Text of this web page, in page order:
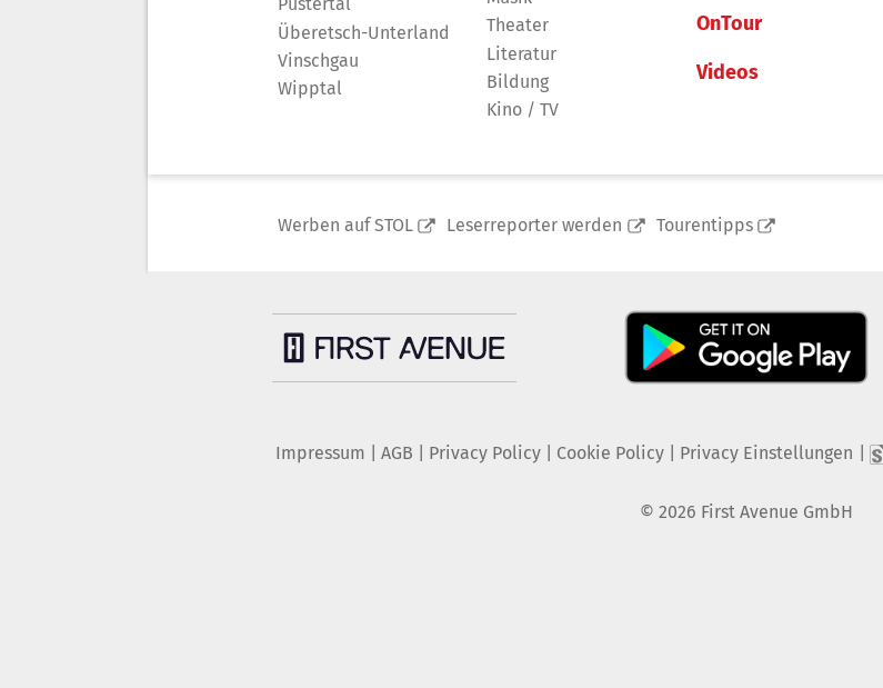
Pustertal
Überetsch-Unterland
Vinschgau
Wipptal
Theater
Literatur
Bildung
Kino / TV
OnTour
Videos
Werben auf STOL Leserreporter werden Tourentipps
Impressum AGB Privacy Policy| Cookie Policy| Privacy Einstellungen
© 2026 First Avenue GmbH